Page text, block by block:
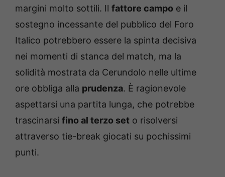
margini molto sottili. Il fattore campo e il
sostegno incessante del pubblico del Foro
Italico potrebbero essere la spinta decisiva
nei momenti di stanca del match, ma la
solidità mostrata da Cerundolo nelle ultime
ore obbliga alla prudenza. È ragionevole
aspettarsi una partita lunga, che potrebbe
trascinarsi fino al terzo set o risolversi
attraverso tie-break giocati su pochissimi
punti.